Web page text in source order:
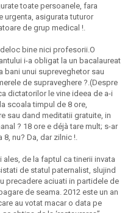
toate persoanele, fara
urgenta, asigurata tuturor
de grup medical !.
bine nici profesorii.O
i-a obligat la un bacalaureat
bani unui supreveghetor sau
de supraveghere ?.(Despre
dictatorilor le vine ideea de a-i
scoala timpul de 8 ore,
sau dand meditatii gratuite, in
? 18 ore e déjà tare mult; s-ar
nu? Da, dar zilnic !.
ales, de la faptul ca tinerii invata
de statul paternalist, slujind
precadere aciuati in partidele de
de seama. 2012 este un an
au votat macar o data pe